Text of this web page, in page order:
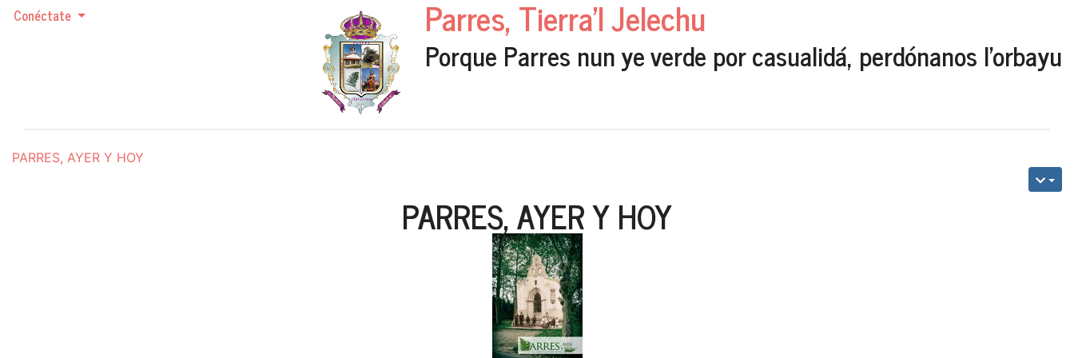
Conéctate Parres, Tierra'l Jelechu
Porque Parres nun ye verde por casualidá, perdónanos l'orbayu
PARRES, AYER Y HOY
PARRES, AYER Y HOY